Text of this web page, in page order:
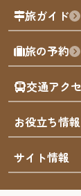
福岡を楽しむ
福岡のアート
福岡のナイト
福岡の歴史
サステナブ
福岡検定
よかなび音
観る・遊ぶ
屋台
買う
体験
泊まる
旅ガイド
モデルコース
AIおまかせ
オリジナル
みんなの旅行
旅の予約
交通アク
市内交通ガイ
お得なチケ
お役立ち情報
お知らせ
災害情報
サイト情報
まち歩き・